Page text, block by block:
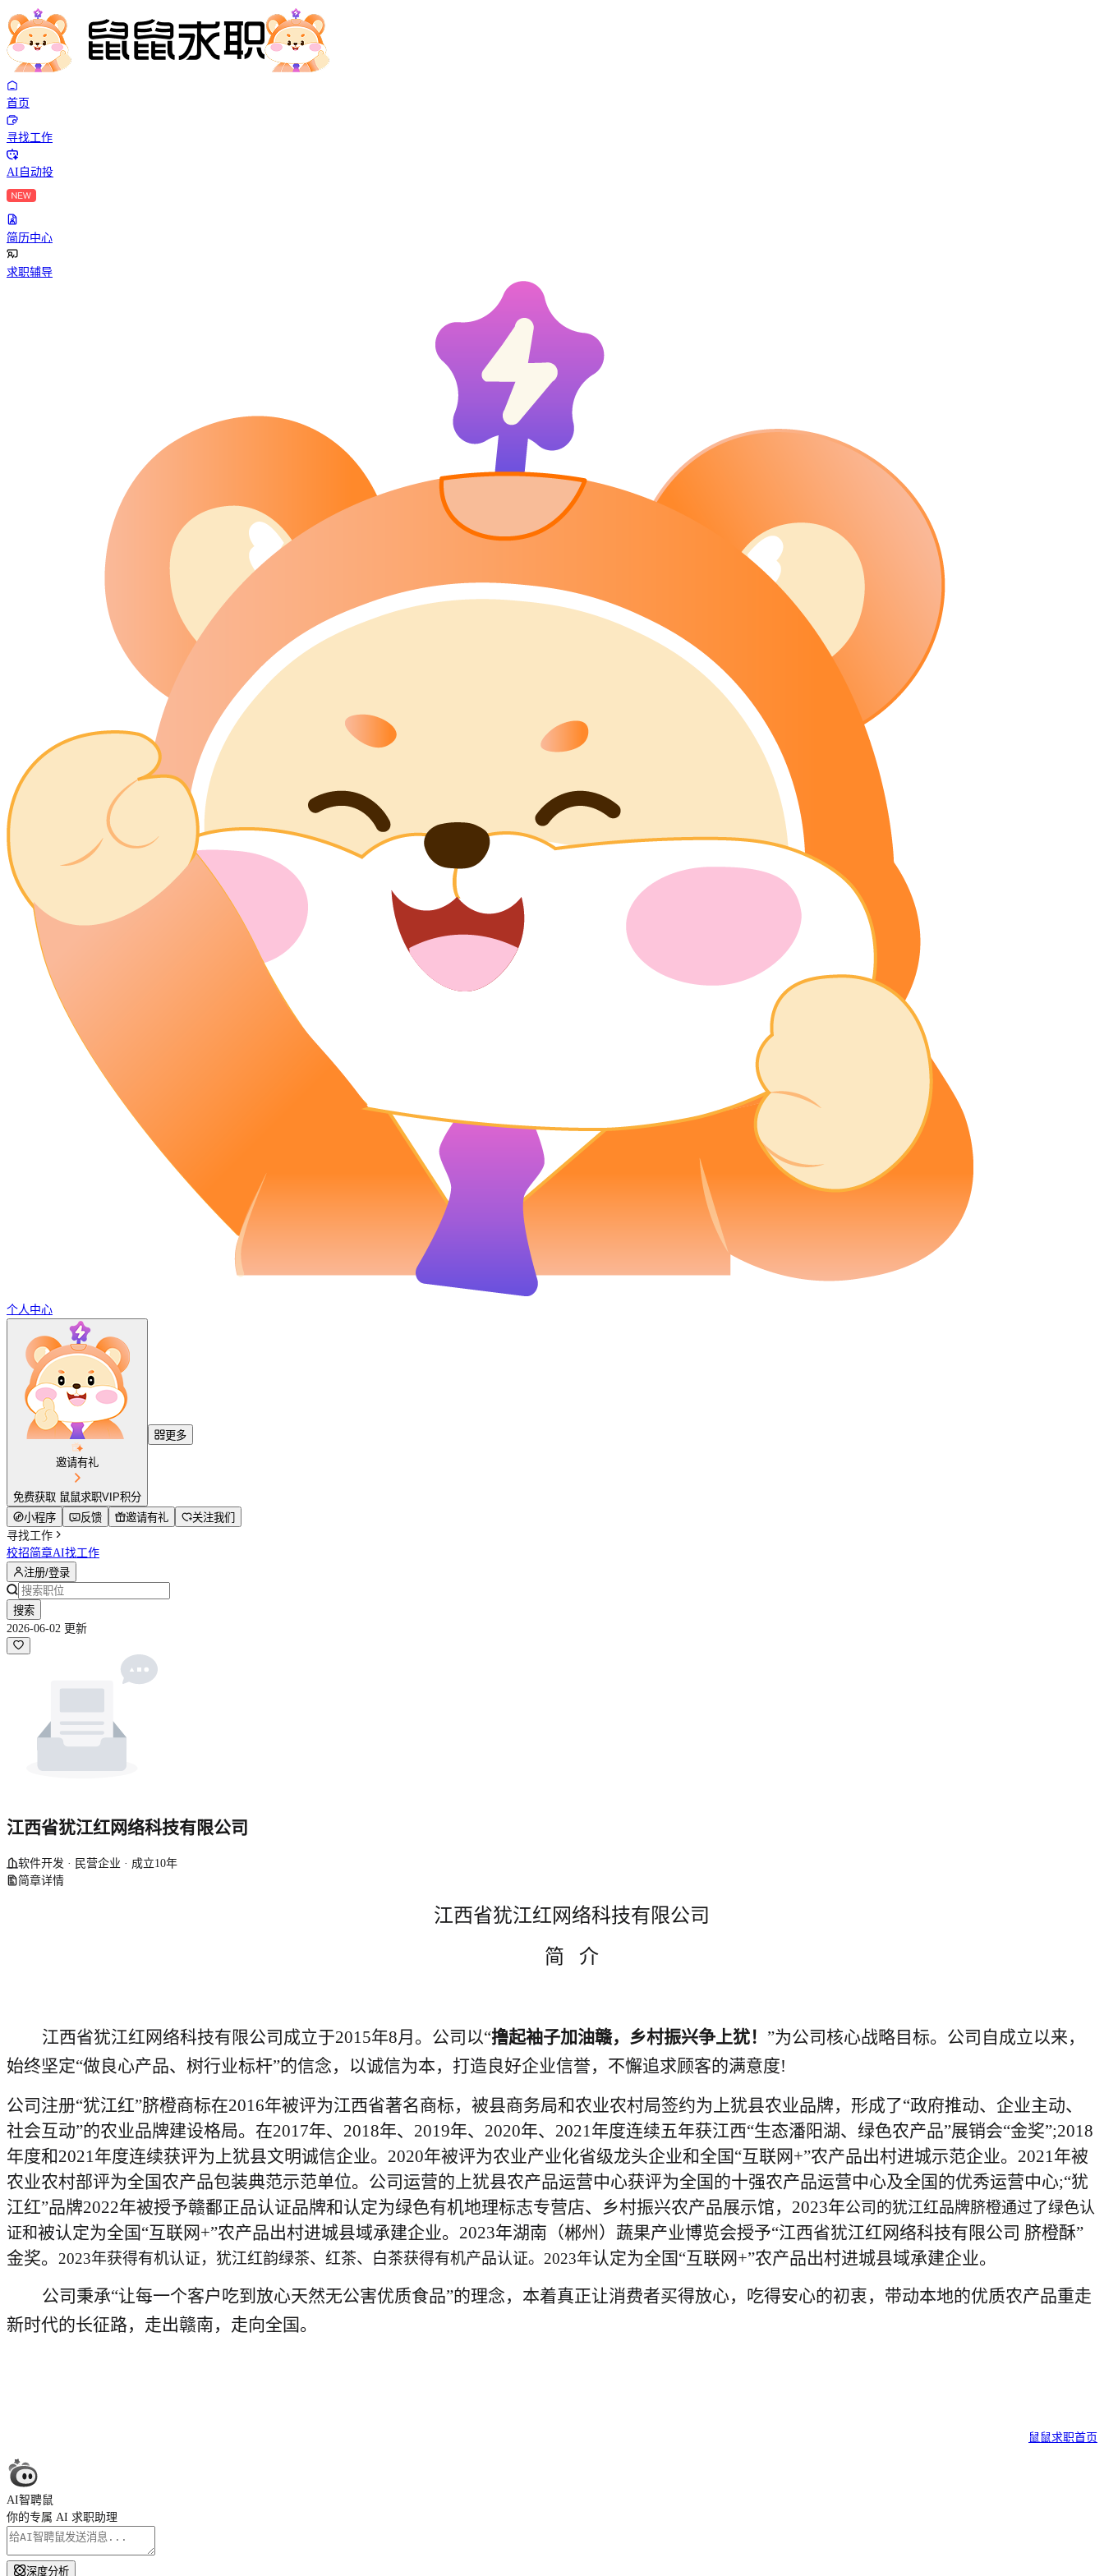
首页
寻找工作
AI自动投
简历中心
求职辅导
个人中心
邀请有礼
免费获取 鼠鼠求职VIP积分
更多
小程序 反馈 邀请有礼
关注我们
寻找工作
校招简章AI找工作
注册/登录
搜索
2026-06-02 更新
江西省犹江红网络科技有限公司
软件开发 · 民营企业 · 成立10年
简章详情
江西省犹江红网络科技有限公司
简
介
江西省犹江红网络科技有限公司 成立于2015年8月。公司以“撸起袖子加油赣，乡村振兴争上犹！ ”为公司核心战略目标。 公司自成立以来，
始终坚定“做良心产品、树行业标杆”的信念， 以诚信为本， 打造良好企业信誉，不懈追求顾客的满意度!
公司 注册“犹江红”脐橙商标在2016年被评为江西省著名商标， 被县商务局和农业农村局签约为上犹县农业品牌，形成了“政府推动、企业主动、
社会互动”的农业品牌建设格局。 在2017年、2018年、2019年、2020年、 2021年度连续五年获江西“生态潘阳湖、绿色农产品”展销会“金奖”;2018
年度和2021年度连续获评为上犹县文明诚信企业。 2020年被评为农业产业化省级龙头企业和全国“互联网+”农产品出村进城示范企业。2021年被
农业农村部评为全国农产品包装典范示范单位。 公司运营的上犹县农产品运营中心获评为全国的十强农产品运营中心及全国的优秀运营中心;“犹
江红”品牌2022年被授予赣鄱正品认证品牌和认定为绿色有机地理标志专营店、乡村振兴农产品展示馆，2023年公司的犹江红品牌脐橙通过了绿色认
证和被认定为全国“互联网+”农产品出村进城县域承建企业。2023年湖南（郴州）蔬果产业博览会授予“江西省犹江红网络科技有限公司 脐橙酥”
金奖。 2023年获得有机认证，犹江红韵绿茶、红茶、白茶获得有机产品认证。2023年认定为全国“互联网+”农产品出村进城县域承建企业。
公司 秉承“让每一个客户吃到放心天然无公害优质食品”的理念， 本着真正让消费者买得放心，吃得安心的初衷，带动本地的优质农产品重走
新时代的长征路，走出赣南，走向全国。
鼠鼠求职首页
AI智聘鼠
你的专属 AI 求职助理
深度分析